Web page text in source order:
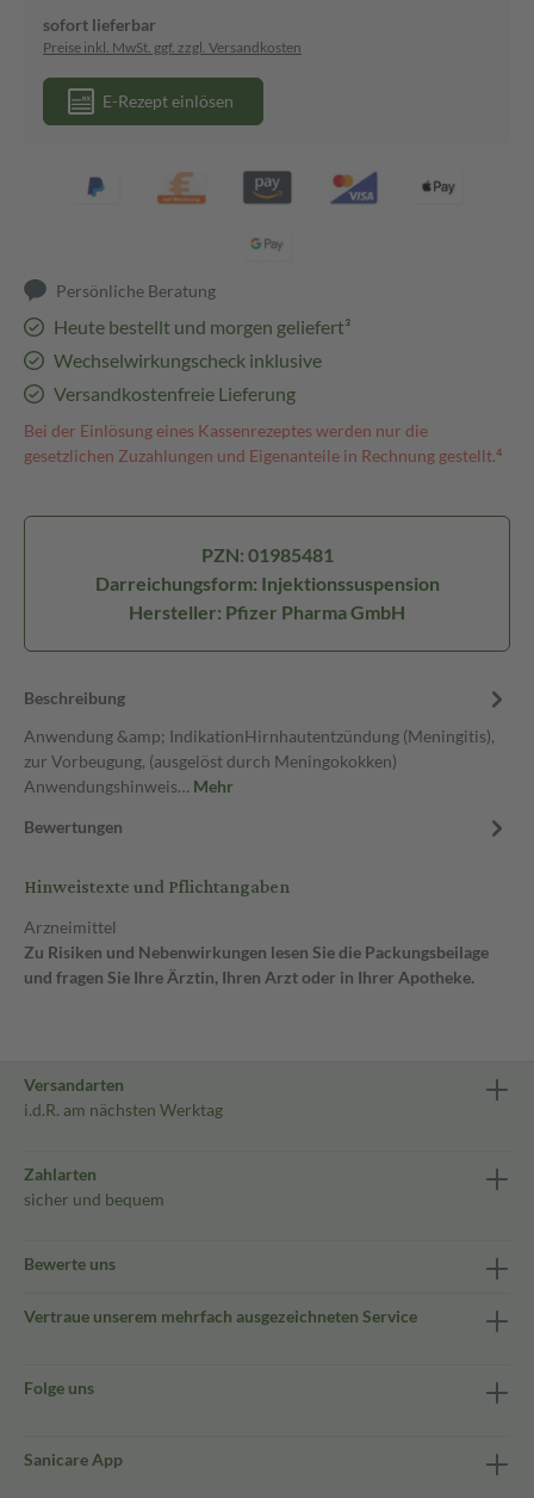
sofort lieferbar
Preise inkl. MwSt. ggf. zzgl. Versandkosten
E-Rezept einlösen
Persönliche Beratung
Heute bestellt und morgen geliefert³
Wechselwirkungscheck inklusive
Versandkostenfreie Lieferung
Bei der Einlösung eines Kassenrezeptes werden nur die
gesetzlichen Zuzahlungen und Eigenanteile in Rechnung gestellt.⁴
PZN: 01985481
Darreichungsform: Injektionssuspension
Hersteller: Pfizer Pharma GmbH
Beschreibung
Anwendung &amp; IndikationHirnhautentzündung (Meningitis),
zur Vorbeugung, (ausgelöst durch Meningokokken)
Anwendungshinweis… Mehr
Bewertungen
Hinweistexte und Pflichtangaben
Arzneimittel
Zu Risiken und Nebenwirkungen lesen Sie die Packungsbeilage
und fragen Sie Ihre Ärztin, Ihren Arzt oder in Ihrer Apotheke.
Versandarten
i.d.R. am nächsten Werktag
Zahlarten
sicher und bequem
Bewerte uns
Vertraue unserem mehrfach ausgezeichneten Service
Folge uns
Sanicare App